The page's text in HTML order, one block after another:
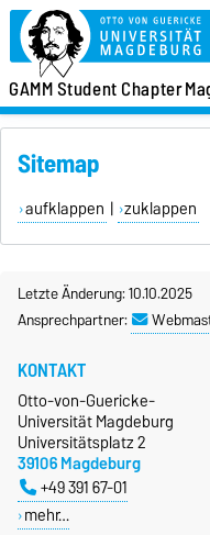
GAMMStudent Chapter
Sitemap
aufklappen | zuklappen
Letzte Änderung: 10.10.2025
Ansprechpartner:
KONTAKT
Otto-von-Guericke-
Universität Magdeburg
Universitätsplatz 2
39106 Magdeburg
+49 391 67-01
mehr…